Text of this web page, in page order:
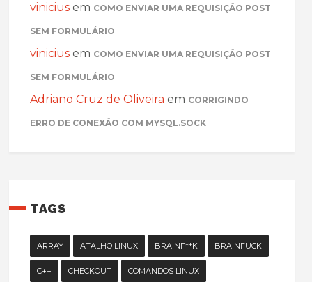
vinicius em COMO ENVIAR UMA REQUISIÇÃO POST
SEM FORMULÁRIO
vinicius em COMO ENVIAR UMA REQUISIÇÃO POST
SEM FORMULÁRIO
Adriano Cruz de Oliveira em CORRIGINDO
ERRO DE CONEXÃO COM MYSQL.SOCK
TAGS
ARRAY ATALHO LINUX BRAINF**K BRAINFUCK
C++ CHECKOUT COMANDOS LINUX